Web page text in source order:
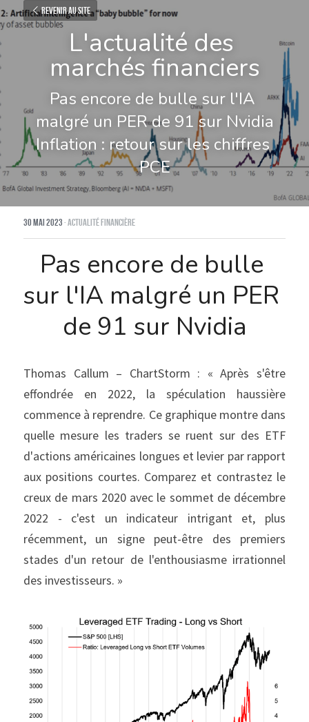
Revenir au site
L'actualité des
marchés financiers
Pas encore de bulle sur l'IA
malgré un PER de 91 sur Nvidia
Inflation : retour sur les chiffres
PCE
30 mai 2023·Actualité financière
Pas encore de bulle
sur l'IA malgré un PER
de 91 sur Nvidia
Thomas Callum – ChartStorm : « Après s'être
effondrée en 2022, la spéculation haussière
commence à reprendre. Ce graphique montre dans
quelle mesure les traders se ruent sur des ETF
d'actions américaines longues et levier par rapport
aux positions courtes. Comparez et contrastez le
creux de mars 2020 avec le sommet de décembre
2022 - c'est un indicateur intrigant et, plus
récemment, un signe peut-être des premiers
stades d'un retour de l'enthousiasme irrationnel
des investisseurs. »